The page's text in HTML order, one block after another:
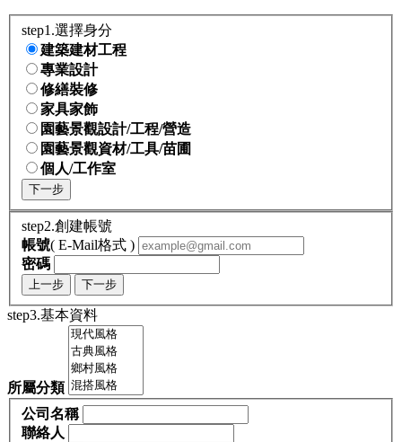
step1.選擇身分
建築建材工程
專業設計
修繕裝修
家具家飾
園藝景觀設計/工程/營造
園藝景觀資材/工具/苗圃
個人/工作室
下一步
step2.創建帳號
帳號( E-Mail格式 )
密碼
上一步 下一步
step3.基本資料
所屬分類
公司名稱
聯絡人